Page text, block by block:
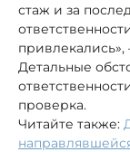
стаж и за
Детальные
проверка.
Читайте также: